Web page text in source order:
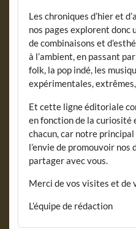
Les chroniques d’hier et
nos pages explorent donc
de combinaisons et
à l’ambient, en passant
folk, la pop indé, les
expérimentales,
Et cette ligne éditoriale
en fonction de la curiosité
chacun, car notre
l’envie de promouvoir nos
partager avec vous.
Merci de vos visites et de
L’équipe de rédaction